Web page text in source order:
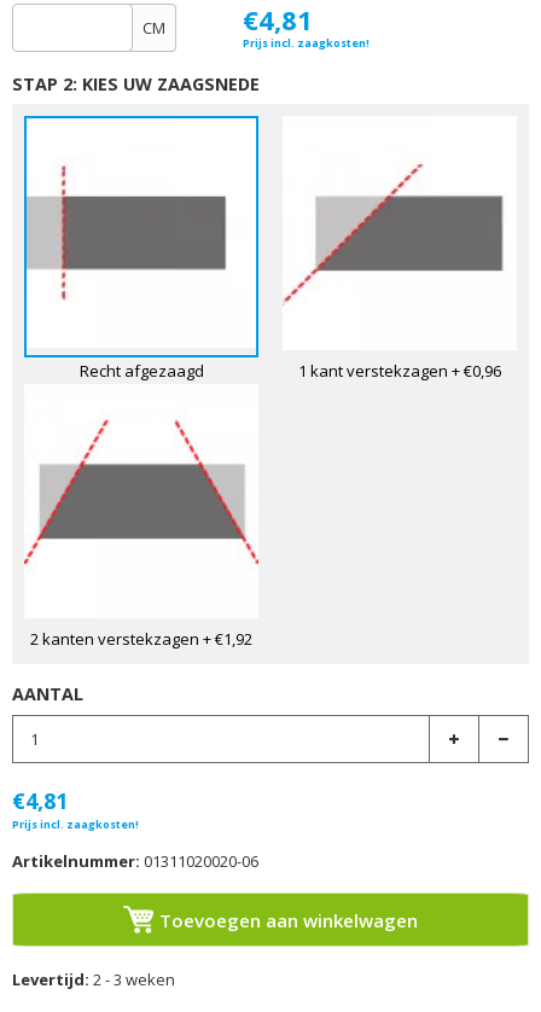
CM €4,81
Prijs incl. zaagkosten!
STAP 2: KIES UW ZAAGSNEDE
Recht afgezaagd 1 kant verstekzagen + €0,96
2 kanten verstekzagen + €1,92
AANTAL
€4,81
Prijs incl. zaagkosten!
Artikelnummer: 01311020020-06
Toevoegen aan winkelwagen
Levertijd: 2 - 3 weken